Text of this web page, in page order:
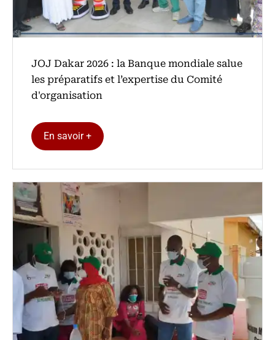
‎JOJ Dakar 2026 : la Banque mondiale salue
les préparatifs et l’expertise du Comité
d'organisation
En savoir +